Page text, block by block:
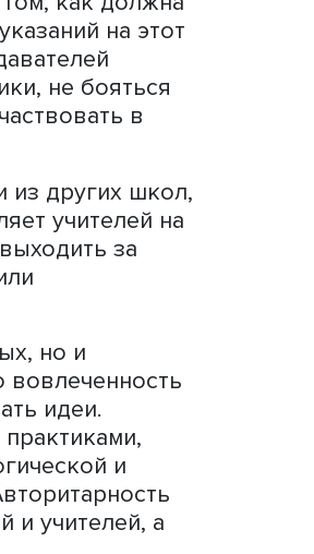
атмосфера во многом
что он должен
в котором
воплощать их в жизнь.
поддержку и не
что это больше
нацеленных на
типом лидерства.
о том, как должна
ждет указаний на этот
практики, не бояться
участвовать в